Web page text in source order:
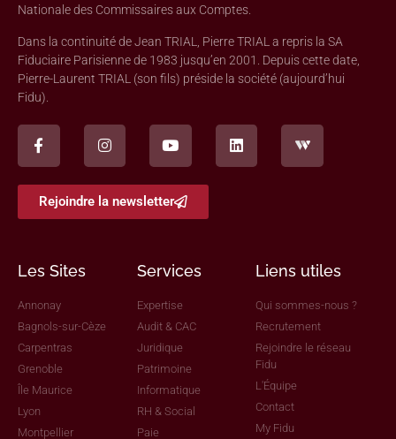
Nationale des Commissaires aux Comptes.
Dans la continuité de Jean TRIAL, Pierre TRIAL a repris la SA
Fiduciaire Parisienne de 1983 jusqu’en 2001. Depuis cette date,
Pierre-Laurent TRIAL (son fils) préside la société (aujourd’hui
Fidu).
Rejoindre la newsletter
Les Sites
Annonay
Bagnols-sur-Cèze
Carpentras
Grenoble
Île Maurice
Lyon
Montpellier
Services
Expertise
Audit & CAC
Juridique
Patrimoine
Informatique
RH & Social
Paie
Liens utiles
Qui sommes-nous ?
Recrutement
Rejoindre le réseau
Fidu
L'Équipe
Contact
My Fidu